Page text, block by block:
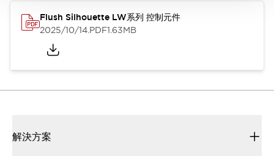
Flush Silhouette LW系列 控制元件
2025/10/14.PDF1.63MB
解決方案